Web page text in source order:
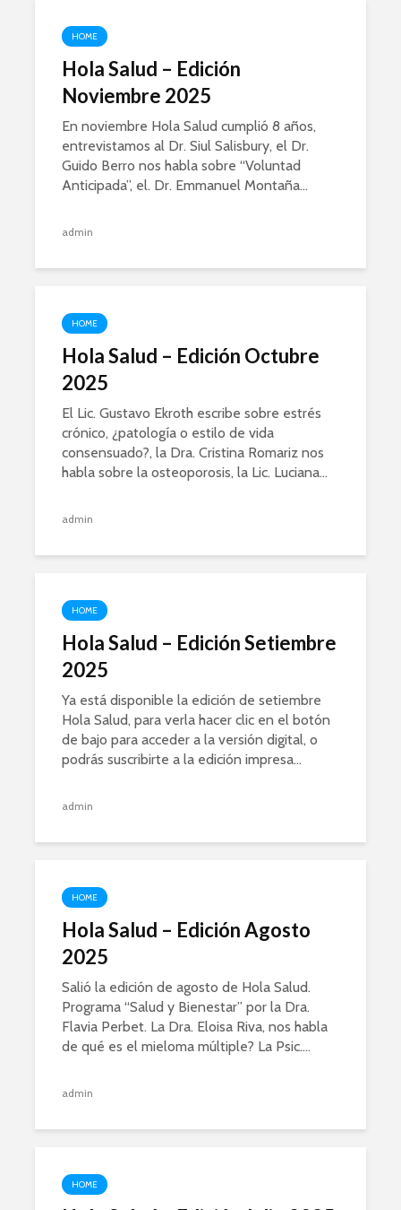
HOME
Hola Salud – Edición
Noviembre 2025
En noviembre Hola Salud cumplió 8 años,
entrevistamos al Dr. Siul Salisbury, el Dr.
Guido Berro nos habla sobre “Voluntad
Anticipada”, el. Dr. Emmanuel Montaña...
admin
HOME
Hola Salud – Edición Octubre
2025
El Lic. Gustavo Ekroth escribe sobre estrés
crónico, ¿patología o estilo de vida
consensuado?, la Dra. Cristina Romariz nos
habla sobre la osteoporosis, la Lic. Luciana...
admin
HOME
Hola Salud – Edición Setiembre
2025
Ya está disponible la edición de setiembre
Hola Salud, para verla hacer clic en el botón
de bajo para acceder a la versión digital, o
podrás suscribirte a la edición impresa...
admin
HOME
Hola Salud – Edición Agosto
2025
Salió la edición de agosto de Hola Salud.
Programa “Salud y Bienestar” por la Dra.
Flavia Perbet. La Dra. Eloisa Riva, nos habla
de qué es el mieloma múltiple? La Psic....
admin
HOME